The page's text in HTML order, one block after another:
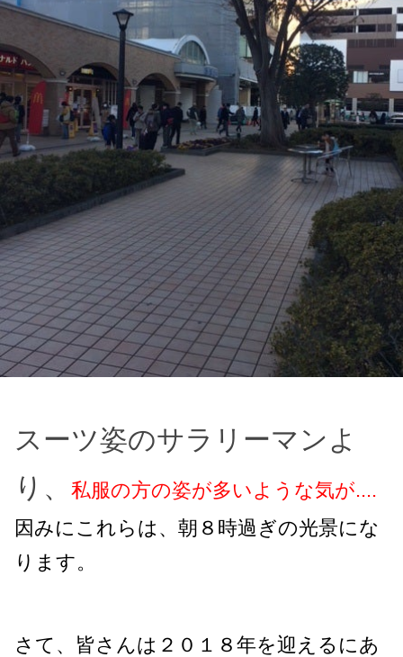
スーツ姿のサラリーマンよ
り、
私服の方の姿が多いような気が....
因みにこれらは、朝８時過ぎの光景にな
ります。
さて、皆さんは２０１８年を迎えるにあ